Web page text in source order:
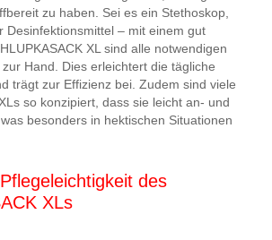
zu haben. Sei es ein Stethoskop,
Desinfektionsmittel – mit einem gut
XL sind alle notwendigen
Hand. Dies erleichtert die tägliche
trägt zur Effizienz bei. Zudem sind viele
so konzipiert, dass sie leicht an- und
besonders in hektischen Situationen
des
XLs